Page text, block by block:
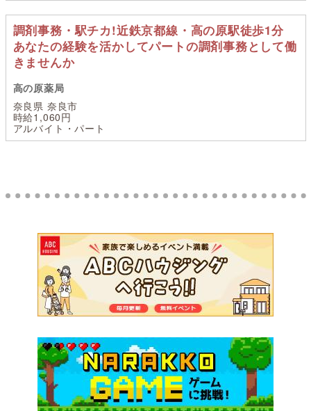
調剤事務・駅チカ!近鉄京都線・高の原駅徒歩1分
あなたの経験を活かしてパートの調剤事務として働
きませんか
高の原薬局
奈良県 奈良市
時給1,060円
アルバイト・パート